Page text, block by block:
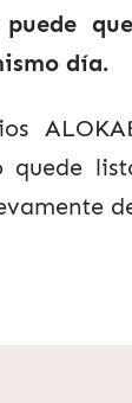
puede
día.
quede